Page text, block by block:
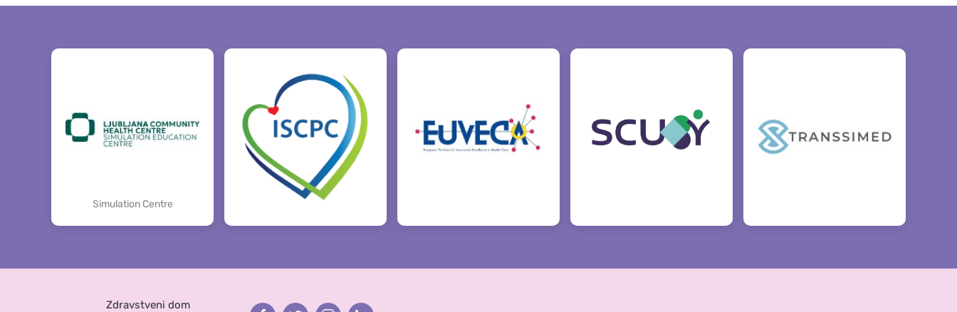
Simulation Centre
Zdravstveni dom